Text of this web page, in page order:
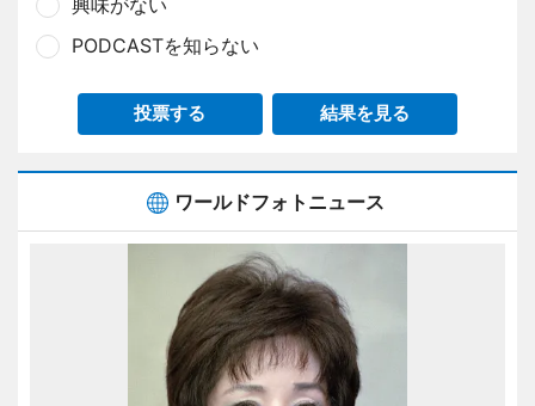
興味がない
PODCASTを知らない
投票する 結果を見る
ワールドフォトニュース